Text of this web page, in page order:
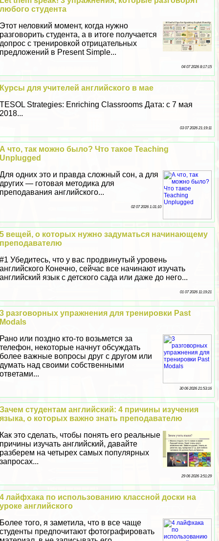
любого студента
Этот неловкий момент, когда нужно
разговорить студента, а в итоге получается
допрос с тренировкой отрицательных
предложений в Present Simple...
04 07 2026 8:17:15
Курсы для учителей английского в мае
TESOL Strategies: Enriching Classrooms Дата: с 7 мая
2018...
03 07 2026 21:19:11
А что, так можно было? Что такое Teaching
Unplugged
Для одних это и правда сложный сон, а для
других — готовая методика для
преподавания английского...
02 07 2026 1:31:10
5 вещей, о которых нужно задуматься начинающему
преподавателю
#1 Убедитесь, что у вас продвинутый уровень
английского Конечно, сейчас все начинают изучать
английский язык с детского сада или даже до него...
01 07 2026 11:19:21
3 разговорных упражнения для тренировки Past
Modals
Рано или поздно кто-то возьмется за
телефон, некоторые начнут обсуждать
более важные вопросы друг с другом или
думать над своими собственными
ответами...
30 06 2026 21:53:16
Зачем студентам английский: 4 причины изучения
языка, о которых важно знать преподавателю
Как это сделать, чтобы понять его реальные
причины изучать английский, давайте
разберем на четырех самых популярных
запросах...
29 06 2026 3:51:29
4 лайфхака по использованию классной доски на
уроке английского
Более того, я заметила, что в все чаще
студенты предпочитают фотографировать